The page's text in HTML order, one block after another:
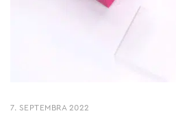
7. SEPTEMBRA 2022